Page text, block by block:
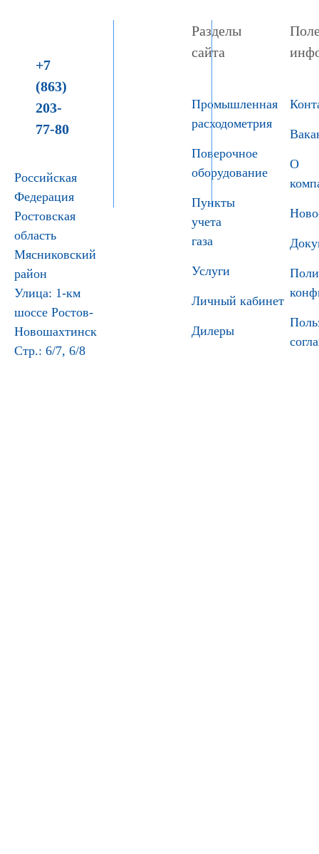
+7
(863)
203-
77-80
Российская
Федерация
Ростовская
область
Мясниковский
район
Улица: 1-км
шоссе Ростов-
Новошахтинск
Стр.: 6/7, 6/8
Разделы
сайта
Промышленная
расходометрия
Поверочное
оборудование
Пункты
учета
газа
Услуги
Личный кабинет
Дилеры
О